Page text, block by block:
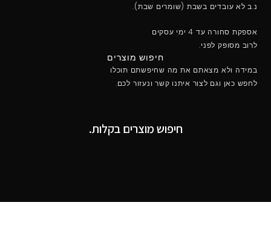
נ.ב לא עובדים בשבת (שומרים שבת).
אספקת סחורה עד 4 ימי עסקים
לרוב מסופק לפני.
חיפוש מוצרים
במידה ולא מצאתם את מה שחיפשתם תוכלו
לחפש כאן וגם לצור איתנו קשר ונעזור לכם.
חיפוש מוצרים בקלות.